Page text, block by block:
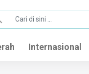
Internasional